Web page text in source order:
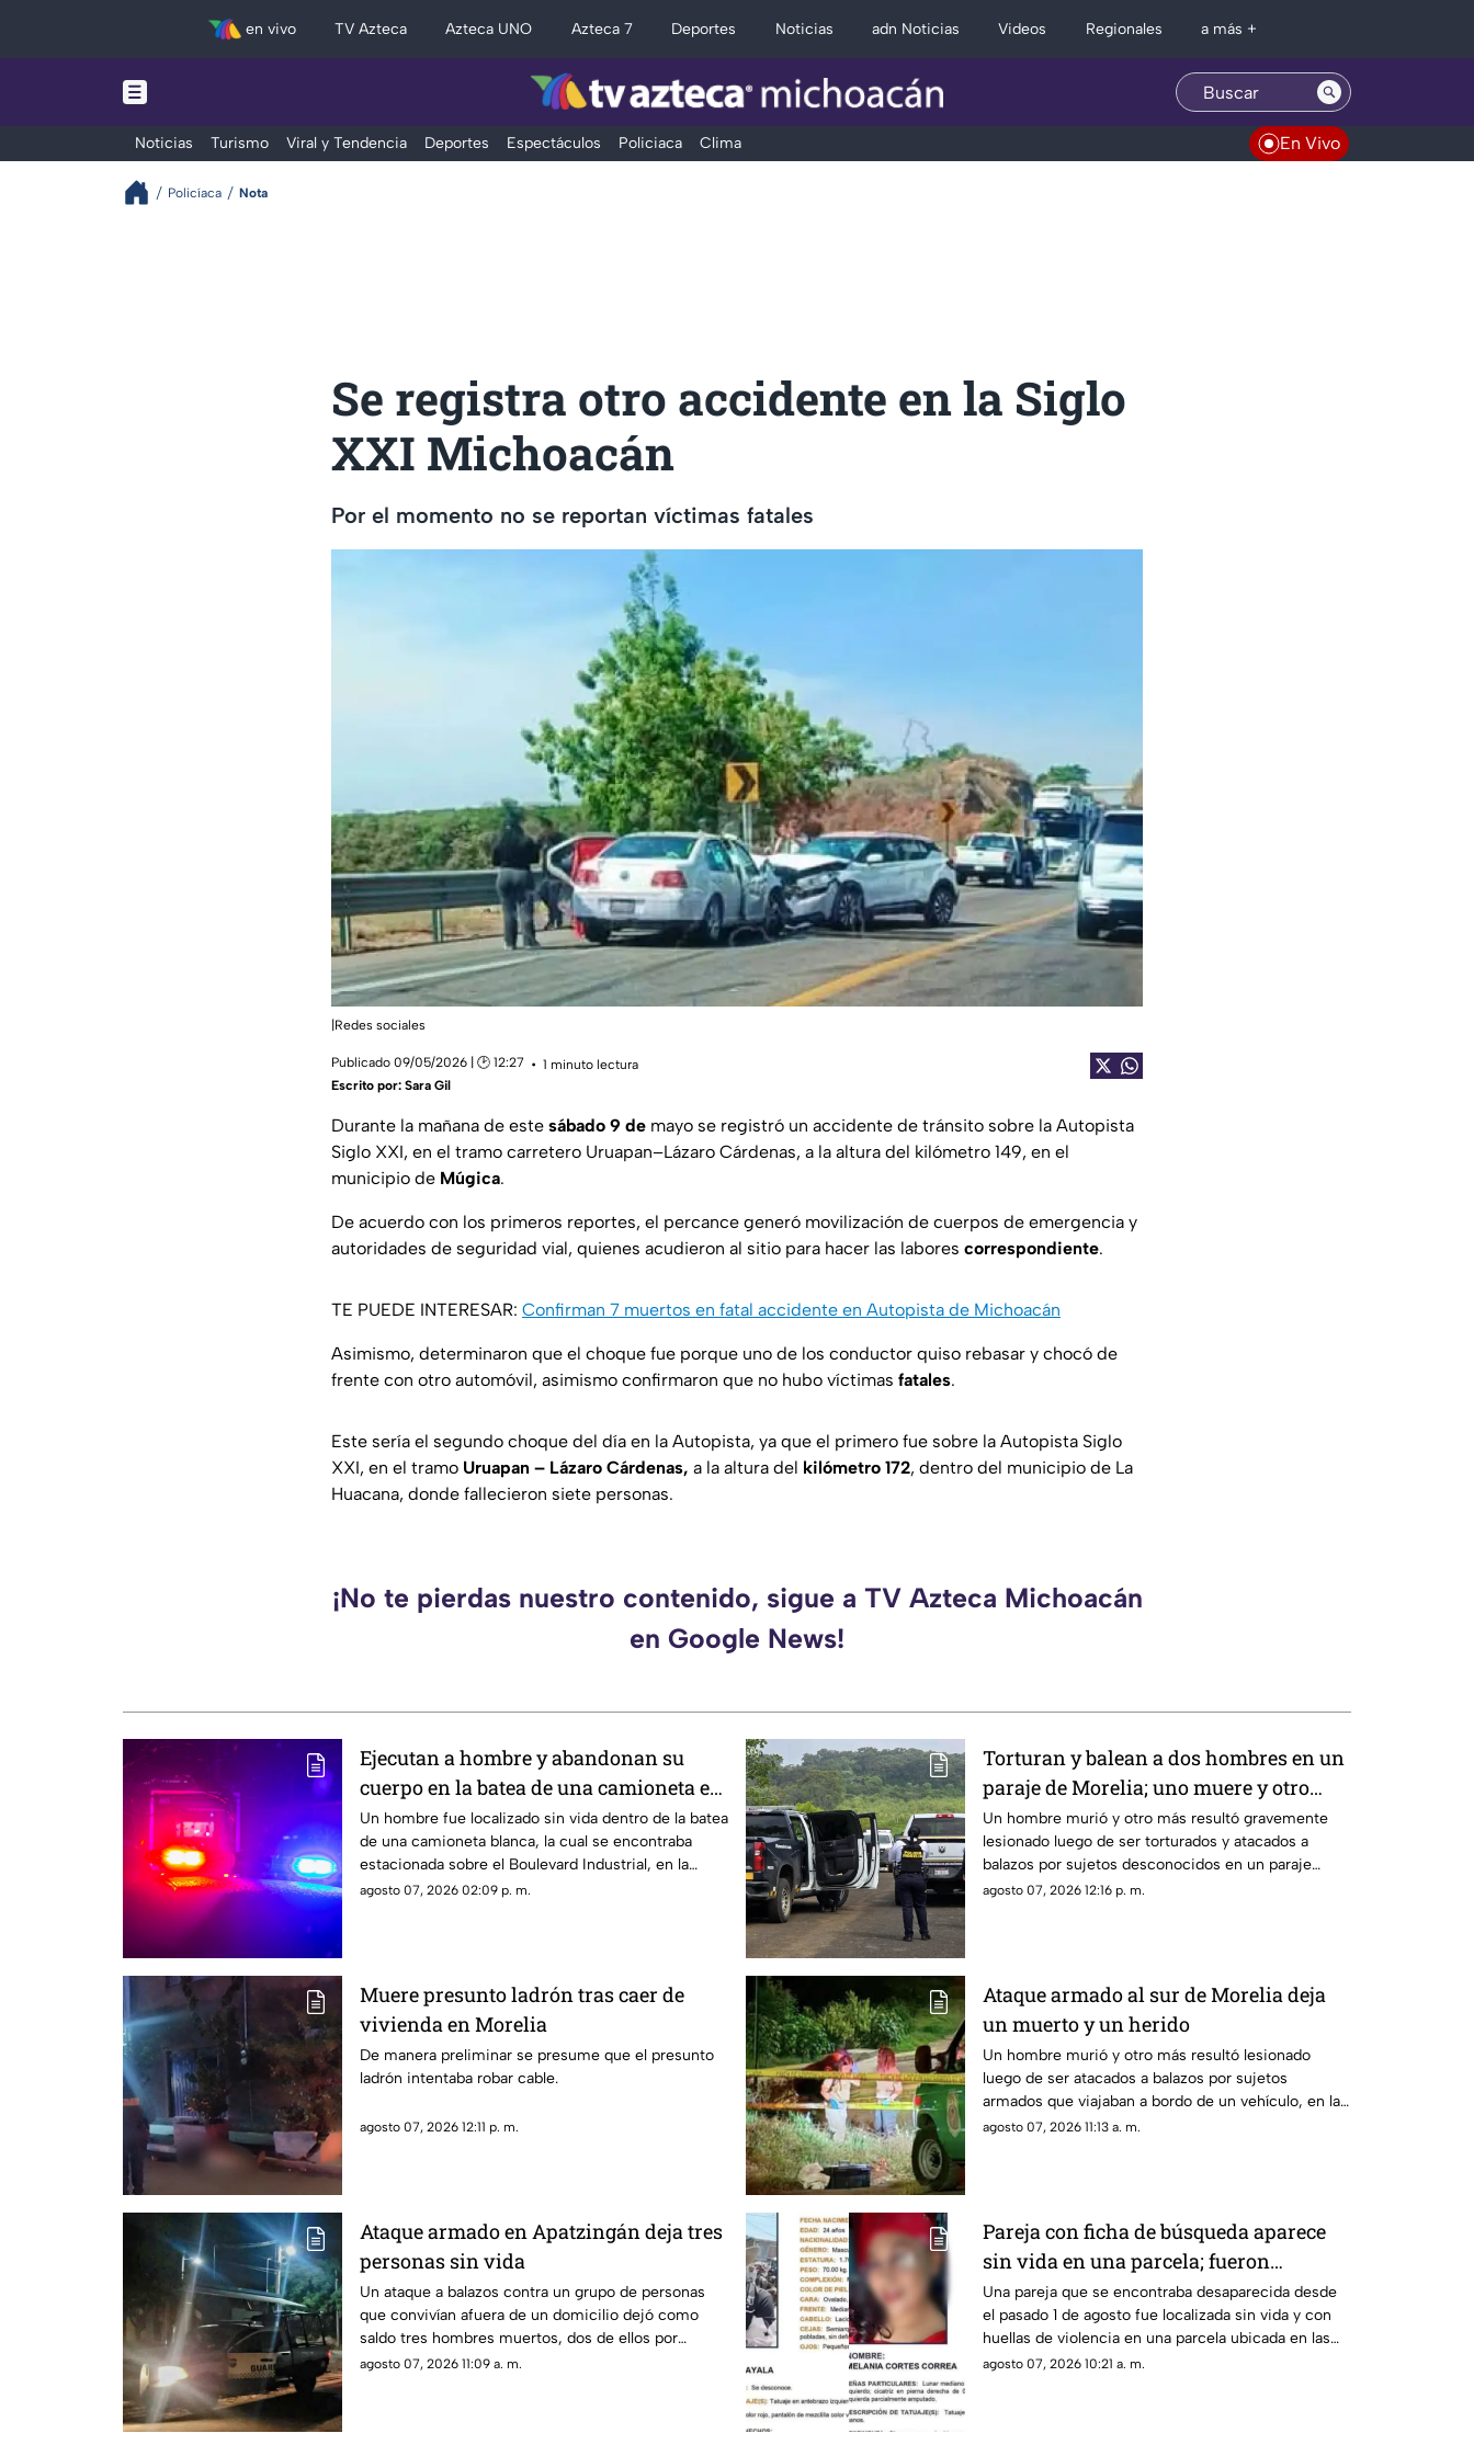
en vivo TV Azteca Azteca UNO Azteca 7 Deportes Noticias adn Noticias Videos Regionales a más +
Noticias Turismo Viral y Tendencia Deportes Espectáculos Policiaca Clima En Vivo
Policíaca Nota
Se registra otro accidente en la Siglo
XXI Michoacán
Por el momento no se reportan víctimas fatales
|Redes sociales
Publicado 09/05/2026 | 🕑 12:27
1 minuto lectura
Escrito por: Sara Gil
Durante la mañana de este sábado 9 de mayo se registró un accidente de tránsito sobre la Autopista
Siglo XXI, en el tramo carretero Uruapan–Lázaro Cárdenas, a la altura del kilómetro 149, en el
municipio de Múgica.
De acuerdo con los primeros reportes, el percance generó movilización de cuerpos de emergencia y
autoridades de seguridad vial, quienes acudieron al sitio para hacer las labores correspondiente.
TE PUEDE INTERESAR: Confirman 7 muertos en fatal accidente en Autopista de Michoacán
Asimismo, determinaron que el choque fue porque uno de los conductor quiso rebasar y chocó de
frente con otro automóvil, asimismo confirmaron que no hubo víctimas fatales.
Este sería el segundo choque del día en la Autopista, ya que el primero fue sobre la Autopista Siglo
XXI, en el tramo Uruapan – Lázaro Cárdenas, a la altura del kilómetro 172, dentro del municipio de La
Huacana, donde fallecieron siete personas.
¡No te pierdas nuestro contenido, sigue a TV Azteca Michoacán
en Google News!
Ejecutan a hombre y abandonan su
cuerpo en la batea de una camioneta en
Uruapan
Un hombre fue localizado sin vida dentro de la batea
de una camioneta blanca, la cual se encontraba
estacionada sobre el Boulevard Industrial, en la
colonia 5 de Febrero en Uruapan, Michoacán, así lo
agosto 07, 2026 02:09 p. m.
Torturan y balean a dos hombres en un
paraje de Morelia; uno muere y otro
queda herido
Un hombre murió y otro más resultó gravemente
lesionado luego de ser torturados y atacados a
balazos por sujetos desconocidos en un paraje
ubicado en las inmediaciones del Rancho Las
agosto 07, 2026 12:16 p. m.
Muere presunto ladrón tras caer de
vivienda en Morelia
De manera preliminar se presume que el presunto
ladrón intentaba robar cable.
agosto 07, 2026 12:11 p. m.
Ataque armado al sur de Morelia deja
un muerto y un herido
Un hombre murió y otro más resultó lesionado
luego de ser atacados a balazos por sujetos
armados que viajaban a bordo de un vehículo, en las
inmediaciones de la colonia Lomas del Durazno, al
agosto 07, 2026 11:13 a. m.
Ataque armado en Apatzingán deja tres
personas sin vida
Un ataque a balazos contra un grupo de personas
que convivían afuera de un domicilio dejó como
saldo tres hombres muertos, dos de ellos por
impactos de arma de fuego y uno más que
agosto 07, 2026 11:09 a. m.
Pareja con ficha de búsqueda aparece
sin vida en una parcela; fueron
hallados con bolsas en la cabeza
Una pareja que se encontraba desaparecida desde
el pasado 1 de agosto fue localizada sin vida y con
huellas de violencia en una parcela ubicada en las
inmediaciones de la comunidad de Palo Blanco, en
agosto 07, 2026 10:21 a. m.